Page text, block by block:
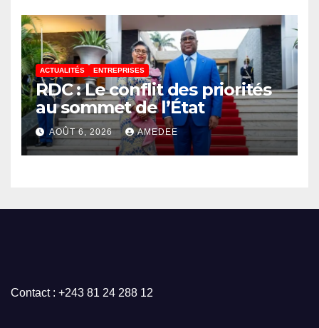
Partenariat pour le
développement de l’Afrique
(AUDA-NEPAD)
ACTUALITÉS ENTREPRISES
RDC : Le conflit des priorités
au sommet de l’État
AOÛT 6, 2026 AMEDEE
Contact : +243 81 24 288 12